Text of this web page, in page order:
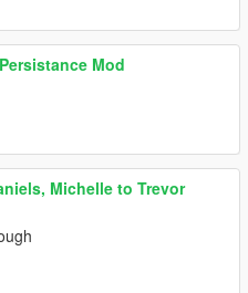
Mod
Michelle to Trevor